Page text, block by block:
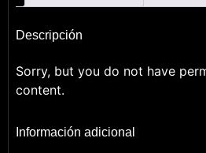
Descripción
Sorry, but you do not have
content.
Información adicional